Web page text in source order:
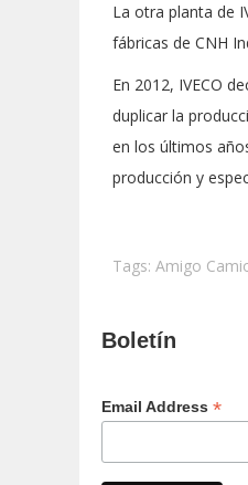
La otra planta de
fábricas de CNH
En 2012, IVECO
duplicar la
en los últimos
producción y
Tags: Amigo
Boletín
Email Address *